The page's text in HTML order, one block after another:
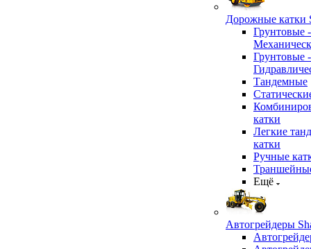
Дорожные катки
Грунтовые -
Грунтовые -
Тандемные
катки
Легкие
катки
Ручные
Ещё
Автогрейдеры